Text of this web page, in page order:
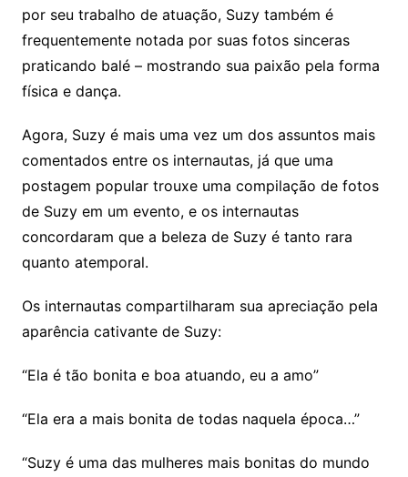
por seu trabalho de atuação, Suzy também é
frequentemente notada por suas fotos sinceras
praticando balé – mostrando sua paixão pela forma
física e dança.
Agora, Suzy é mais uma vez um dos assuntos mais
comentados entre os internautas, já que uma
postagem popular trouxe uma compilação de fotos
de Suzy em um evento, e os internautas
concordaram que a beleza de Suzy é tanto rara
quanto atemporal.
Os internautas compartilharam sua apreciação pela
aparência cativante de Suzy:
“Ela é tão bonita e boa atuando, eu a amo”
“Ela era a mais bonita de todas naquela época…”
“Suzy é uma das mulheres mais bonitas do mundo